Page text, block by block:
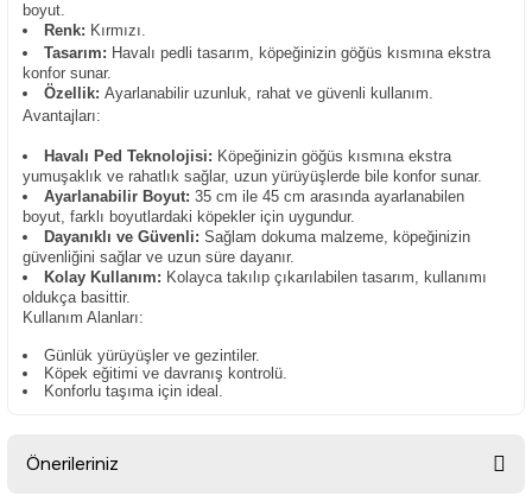
boyut.
Renk: Kırmızı.
Tasarım: Havalı pedli tasarım, köpeğinizin göğüs kısmına ekstra
konfor sunar.
Özellik: Ayarlanabilir uzunluk, rahat ve güvenli kullanım.
Avantajları:
Havalı Ped Teknolojisi: Köpeğinizin göğüs kısmına ekstra
yumuşaklık ve rahatlık sağlar, uzun yürüyüşlerde bile konfor sunar.
Ayarlanabilir Boyut: 35 cm ile 45 cm arasında ayarlanabilen
boyut, farklı boyutlardaki köpekler için uygundur.
Dayanıklı ve Güvenli: Sağlam dokuma malzeme, köpeğinizin
güvenliğini sağlar ve uzun süre dayanır.
Kolay Kullanım: Kolayca takılıp çıkarılabilen tasarım, kullanımı
oldukça basittir.
Kullanım Alanları:
Günlük yürüyüşler ve gezintiler.
Köpek eğitimi ve davranış kontrolü.
Konforlu taşıma için ideal.
Önerileriniz